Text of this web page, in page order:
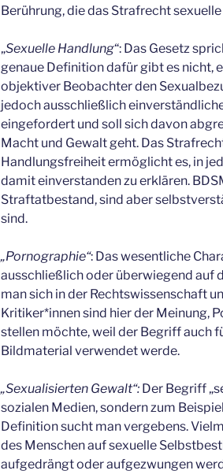
Berührung, die das Strafrecht
„Sexuelle Handlung“: Das Gesetz
genaue Definition dafür gibt es nicht,
objektiver Beobachter den
jedoch ausschließlich
eingefordert und soll sich davon
Macht und Gewalt geht. Das
Handlungsfreiheit ermöglicht es, in
damit einverstanden zu erklären.
Straftatbestand, sind aber
sind.
„Pornographie“: Das wesentliche
ausschließlich oder überwiegend auf
man sich in der Rechtswissenschaft
Kritiker*innen sind hier der Meinung,
stellen möchte, weil der Begriff auch
Bildmaterial verwendet werde.
„Sexualisierten Gewalt“: Der Begriff
sozialen Medien, sondern zum
Definition sucht man vergebens.
des Menschen auf sexuelle
aufgedrängt oder aufgezwungen